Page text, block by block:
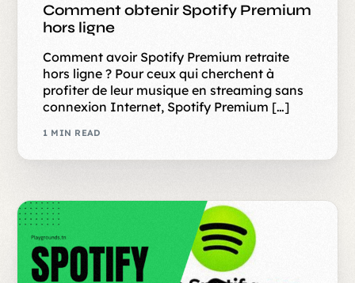
Comment obtenir Spotify Premium
hors ligne
Comment avoir Spotify Premium retraite
hors ligne ? Pour ceux qui cherchent à
profiter de leur musique en streaming sans
connexion Internet, Spotify Premium […]
1 MIN READ